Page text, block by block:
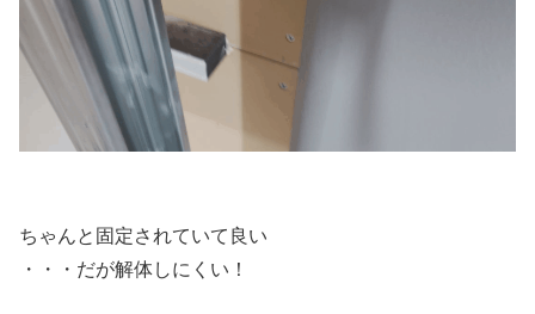
ちゃんと固定されていて良い
・・・だが解体しにくい！